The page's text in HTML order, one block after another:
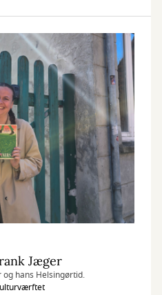
Jæger
og hans Helsingørtid.